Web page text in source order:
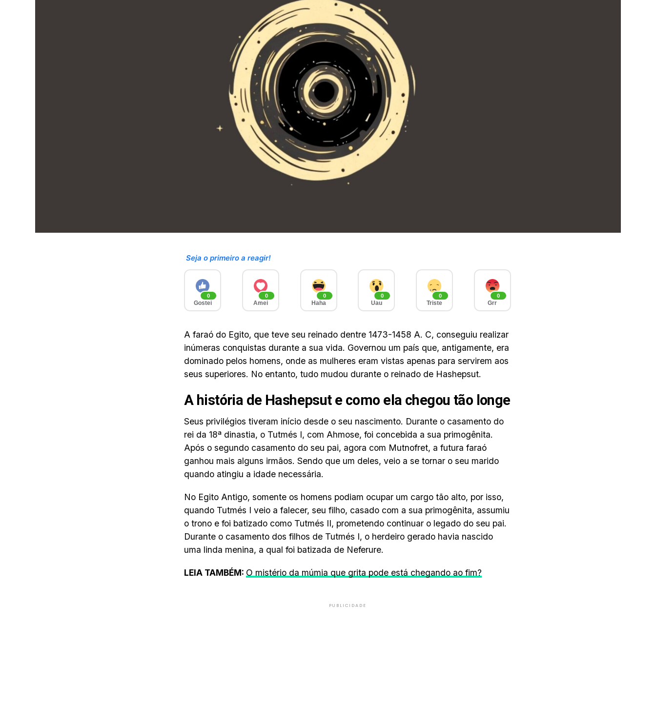
Seja o primeiro a reagir!
0
Gostei
0
Amei
0
Haha
0
Uau
0
Triste
0
Grr
A faraó do Egito, que teve seu reinado dentre 1473-1458 A. C, conseguiu realizar
inúmeras conquistas durante a sua vida. Governou um país que, antigamente, era
dominado pelos homens, onde as mulheres eram vistas apenas para servirem aos
seus superiores. No entanto, tudo mudou durante o reinado de Hashepsut.
A história de Hashepsut e como ela chegou tão longe
Seus privilégios tiveram início desde o seu nascimento. Durante o casamento do
rei da 18ª dinastia, o Tutmés I, com Ahmose, foi concebida a sua primogênita.
Após o segundo casamento do seu pai, agora com Mutnofret, a futura faraó
ganhou mais alguns irmãos. Sendo que um deles, veio a se tornar o seu marido
quando atingiu a idade necessária.
No Egito Antigo, somente os homens podiam ocupar um cargo tão alto, por isso,
quando Tutmés I veio a falecer, seu filho, casado com a sua primogênita, assumiu
o trono e foi batizado como Tutmés II, prometendo continuar o legado do seu pai.
Durante o casamento dos filhos de Tutmés I, o herdeiro gerado havia nascido
uma linda menina, a qual foi batizada de Neferure.
LEIA TAMBÉM: O mistério da múmia que grita pode está chegando ao fim?
PUBLICIDADE